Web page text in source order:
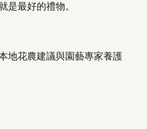
是最好的禮物。
地花農建議與園藝專家養護